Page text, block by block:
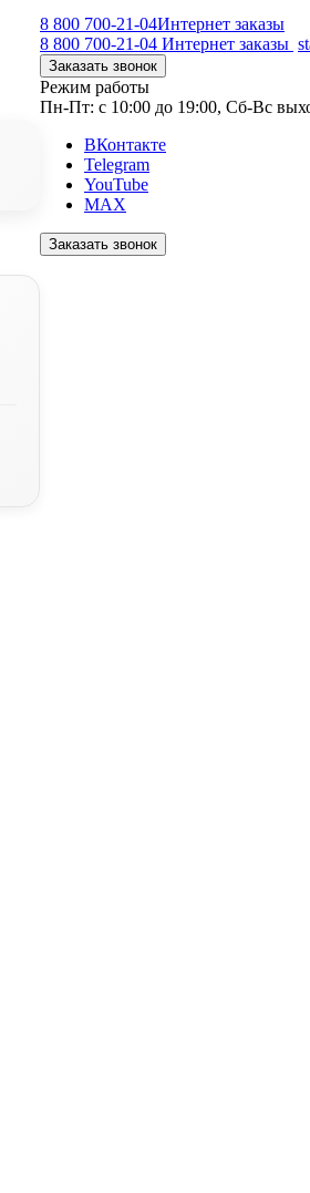
8 800 700-21-04Интернет заказы
8 800 700-21-04 Интернет заказы
Заказать звонок
Режим работы
Пн-Пт: с 10:00 до 19:00, Сб-Вс
ВКонтакте
Telegram
YouTube
MAX
Заказать звонок